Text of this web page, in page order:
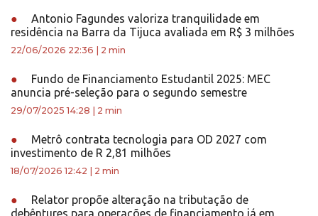
●
Antonio Fagundes valoriza tranquilidade em
residência na Barra da Tijuca avaliada em R$ 3 milhões
22/06/2026 22:36 2 min
●
Fundo de Financiamento Estudantil 2025: MEC
anuncia pré-seleção para o segundo semestre
29/07/2025 14:28 2 min
●
Metrô contrata tecnologia para OD 2027 com
investimento de R 2,81 milhões
18/07/2026 12:42 2 min
●
Relator propõe alteração na tributação de
debêntures para operações de financiamento já em